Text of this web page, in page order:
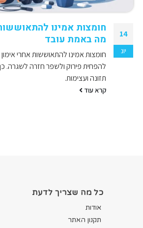
14
יונ
חומצות אמינו
מה באמת עובד
חומצות אמינו להתאוששות אחרי אימון
להפחית פירוק ולשפר חזרה לשגרה.
תזונה ועצימות.
קרא עוד
כל מה שצריך לדעת
אודות
תקנון האתר